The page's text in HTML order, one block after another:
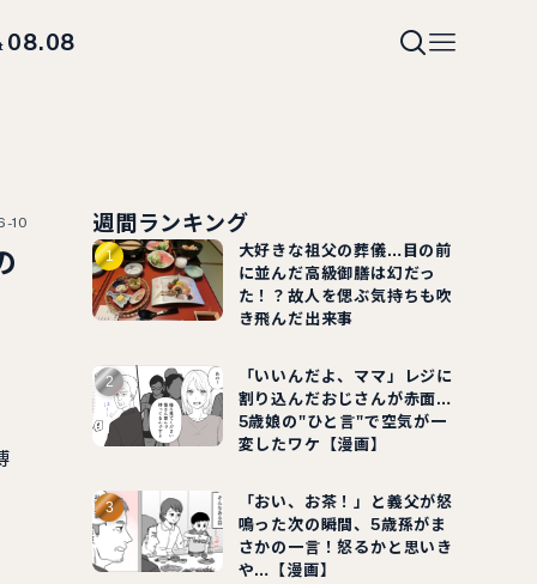
08.08
10 週間ランキング
大好きな祖父の葬儀…目の前
に並んだ高級御膳は幻だっ
た！？故人を偲ぶ気持ちも吹
き飛んだ出来事
「いいんだよ、ママ」レジに
割り込んだおじさんが赤面…
5歳娘の"ひと言"で空気が一
変したワケ【漫画】
「おい、お茶！」と義父が怒
鳴った次の瞬間、5歳孫がま
さかの一言！怒るかと思いき
や…【漫画】